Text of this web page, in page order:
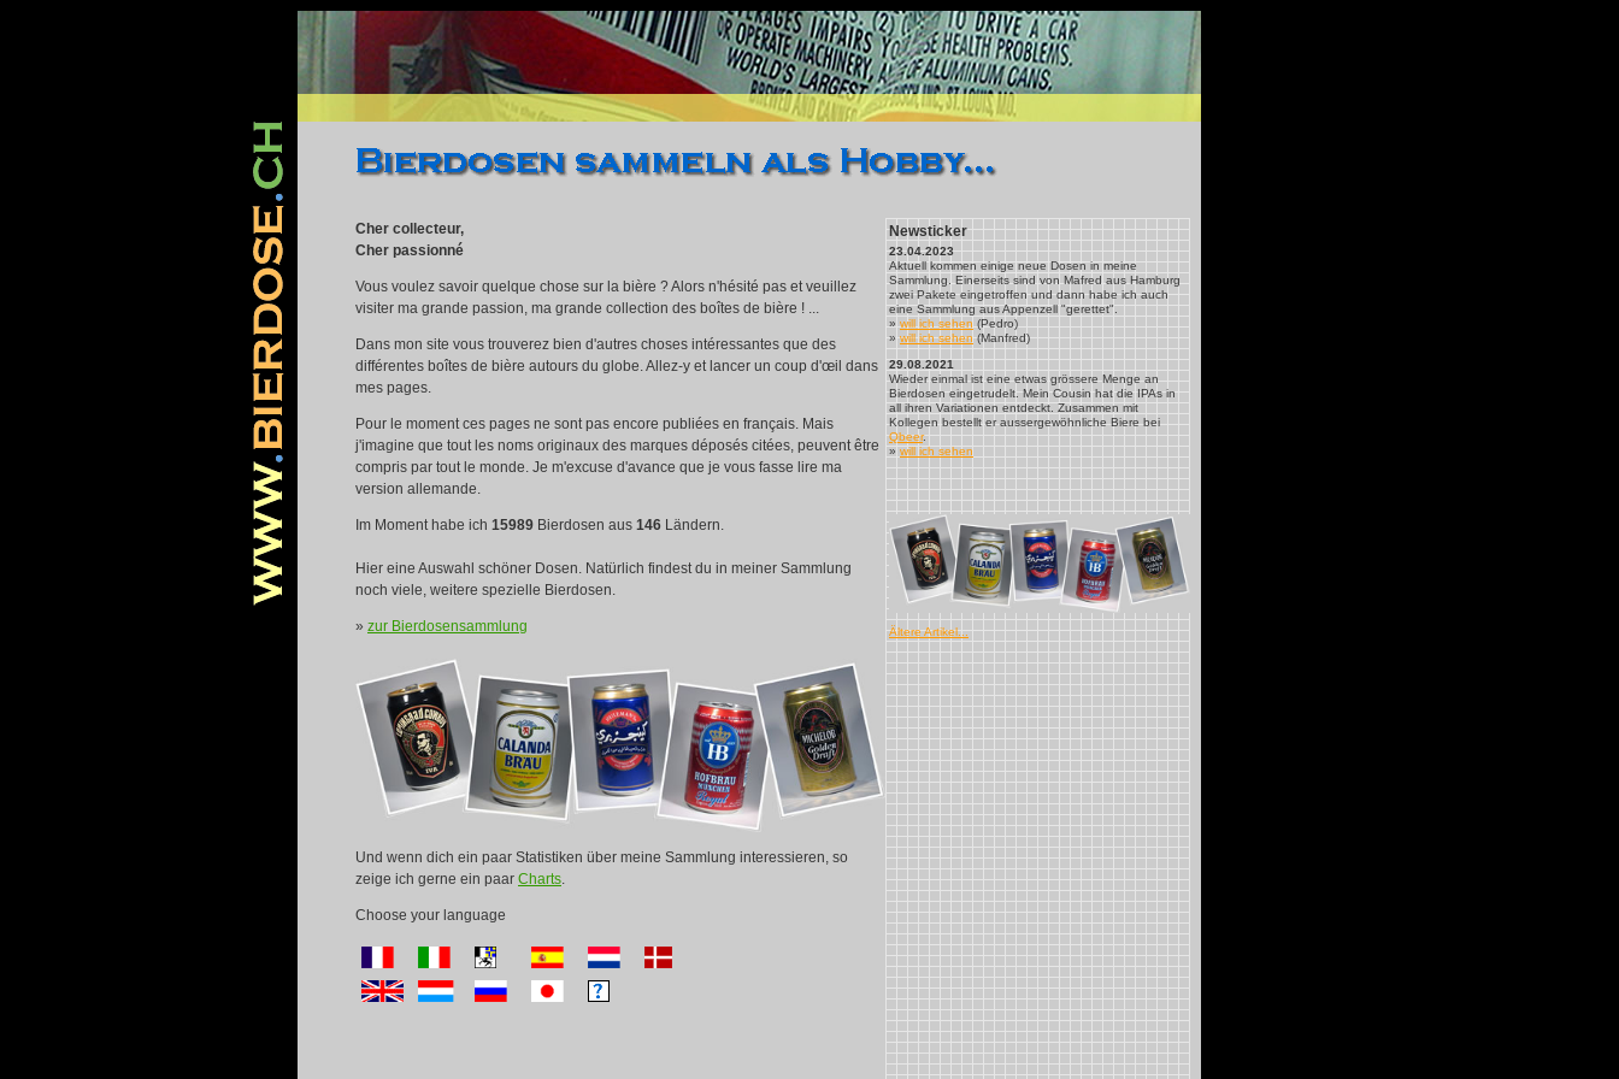
コンバース ハイカット NIKE スニーカー バレンシアガ バッグ オークリー サングラス フェラガモ 財布
Cher collecteur,
Cher passionné
Vous voulez savoir quelque chose sur la bière ? Alors n'hésité pas et veuillez
visiter ma grande passion, ma grande collection des boîtes de bière ! ...
Dans mon site vous trouverez bien d'autres choses intéressantes que des
différentes boîtes de bière autours du globe. Allez-y et lancer un coup d'œil dans
mes pages.
Pour le moment ces pages ne sont pas encore publiées en français. Mais
j'imagine que tout les noms originaux des marques déposés citées, peuvent être
compris par tout le monde. Je m'excuse d'avance que je vous fasse lire ma
version allemande.
Im Moment habe ich 15989 Bierdosen aus 146 Ländern.
Hier eine Auswahl schöner Dosen. Natürlich findest du in meiner Sammlung
noch viele, weitere spezielle Bierdosen.
» zur Bierdosensammlung
Und wenn dich ein paar Statistiken über meine Sammlung interessieren, so
zeige ich gerne ein paar Charts.
Choose your language
Newsticker
23.04.2023
Aktuell kommen einige neue Dosen in meine
Sammlung. Einerseits sind von Mafred aus Hamburg
zwei Pakete eingetroffen und dann habe ich auch
eine Sammlung aus Appenzell "gerettet".
» will ich sehen (Pedro)
»will ich sehen(Manfred)
29.08.2021
Wieder einmal ist eine etwas grössere Menge an
Bierdosen eingetrudelt. Mein Cousin hat die IPAs in
all ihren Variationen entdeckt. Zusammen mit
Kollegen bestellt er aussergewöhnliche Biere bei
Qbeer.
»will ich sehen
Ältere Artikel...